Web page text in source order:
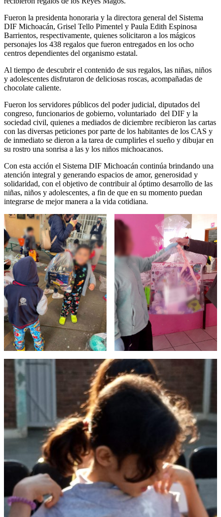
Fueron la presidenta honoraria y la directora general del Sistema
DIF Michoacán, Grisel Tello Pimentel y Paula Edith Espinosa
Barrientos, respectivamente, quienes solicitaron a los mágicos
personajes los 438 regalos que fueron entregados en los ocho
centros dependientes del organismo estatal.
Al tiempo de descubrir el contenido de sus regalos, las niñas, niños
y adolescentes disfrutaron de deliciosas roscas, acompañadas de
chocolate caliente.
Fueron los servidores públicos del poder judicial, diputados del
congreso, funcionarios de gobierno, voluntariado del DIF y la
sociedad civil, quienes a mediados de diciembre recibieron las cartas
con las diversas peticiones por parte de los habitantes de los CAS y
de inmediato se dieron a la tarea de cumplirles el sueño y dibujar en
su rostro una sonrisa a las y los niños michoacanos.
Con esta acción el Sistema DIF Michoacán continúa brindando una
atención integral y generando espacios de amor, generosidad y
solidaridad, con el objetivo de contribuir al óptimo desarrollo de las
niñas, niños y adolescentes, a fin de que en su momento puedan
integrarse de mejor manera a la vida cotidiana.